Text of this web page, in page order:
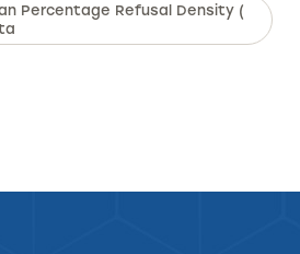
Percentage Refusal Density (